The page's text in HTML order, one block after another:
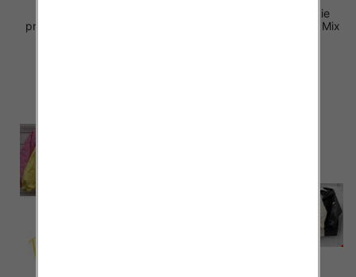
produkt) Roz Standard, Mix
Kurtki damskie (Włoskie
produkt) Roz Standard, Mix